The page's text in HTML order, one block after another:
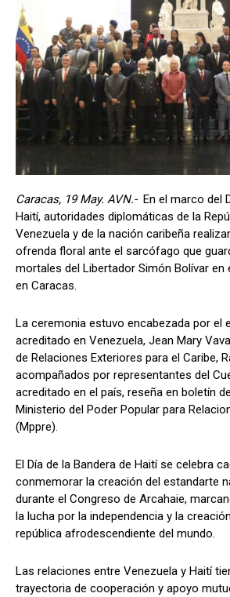
Caracas, 19 May. AVN.- En el marco del
Haití, autoridades diplomáticas de la
Venezuela y de la nación caribeña
ofrenda floral ante el sarcófago que
mortales del Libertador Simón Bolívar en
en Caracas.
La ceremonia estuvo encabezada por el
acreditado en Venezuela, Jean Mary
de Relaciones Exteriores para el Caribe,
acompañados por representantes del
acreditado en el país, reseña en boletín
Ministerio del Poder Popular para
(Mppre).
El Día de la Bandera de Haití se celebra
conmemorar la creación del estandarte
durante el Congreso de Arcahaie,
la lucha por la independencia y la
república afrodescendiente del mundo.
Las relaciones entre Venezuela y Haití
trayectoria de cooperación y apoyo